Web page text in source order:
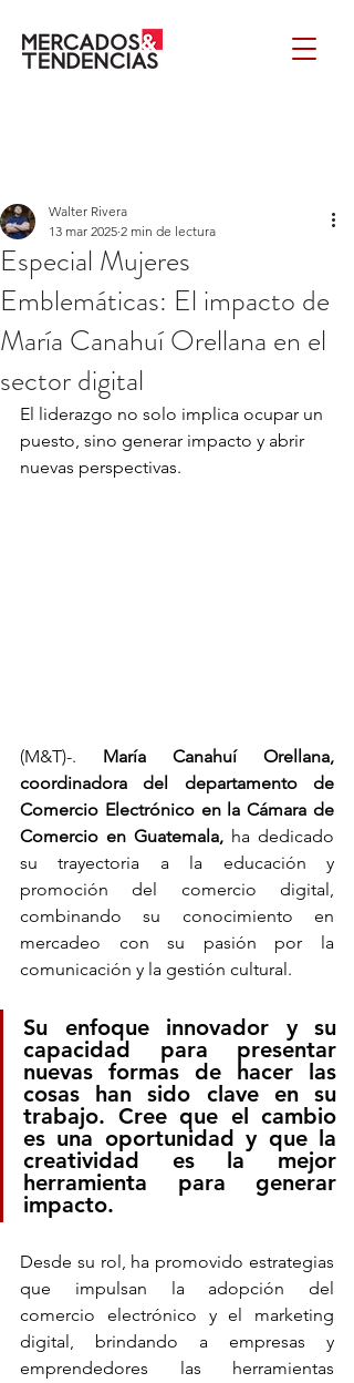
Especial Mujeres
Emblemáticas: El impacto de
María Canahuí Orellana en el
sector digital
Walter Rivera
13 mar 2025 2 min de lectura
El liderazgo no solo implica ocupar un
puesto, sino generar impacto y abrir
nuevas perspectivas.
(M&T)-. María Canahuí Orellana,
coordinadora del departamento de
Comercio Electrónico en la Cámara de
Comercio en Guatemala, ha dedicado
su trayectoria a la educación y
promoción del comercio digital,
combinando su conocimiento en
mercadeo con su pasión por la
comunicación y la gestión cultural.
Su enfoque innovador y su
capacidad para presentar
nuevas formas de hacer las
cosas han sido clave en su
trabajo. Cree que el cambio
es una oportunidad y que la
creatividad es la mejor
herramienta para generar
impacto.
Desde su rol, ha promovido estrategias
que impulsan la adopción del
comercio electrónico y el marketing
digital, brindando a empresas y
emprendedores las herramientas